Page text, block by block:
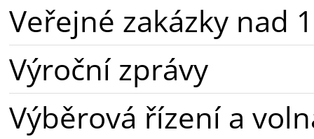
Veřejné zakázky nad
Výroční zprávy
Výběrová řízení a